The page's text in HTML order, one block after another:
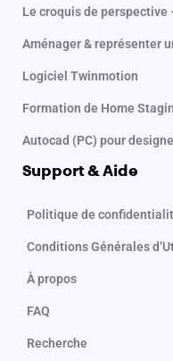
o
k
f
r
a
m
Le croquis de perspective
Aménager & représenter
Logiciel Twinmotion
Formation de Home
Autocad (PC) pour
Support & Aide
Politique de
Conditions Générales
À propos
FAQ
Recherche